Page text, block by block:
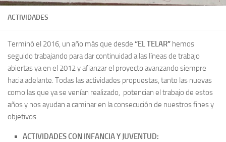
ACTIVIDADES
Terminó el 2016, un año más que desde “EL TELAR” hemos
seguido trabajando para dar continuidad a las líneas de trabajo
abiertas ya en el 2012 y afianzar el proyecto avanzando siempre
hacia adelante. Todas las actividades propuestas, tanto las nuevas
como las que ya se venían realizado, potencian el trabajo de estos
años y nos ayudan a caminar en la consecución de nuestros fines y
objetivos.
ACTIVIDADES CON INFANCIA Y JUVENTUD: